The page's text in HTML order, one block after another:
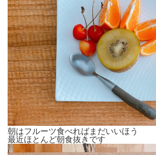
朝はフルーツ食べればまだいいほう
最近ほとんど朝食抜きです